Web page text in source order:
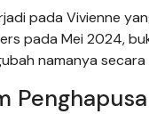
pada Vivienne
pada Mei 2024,
namanya secara